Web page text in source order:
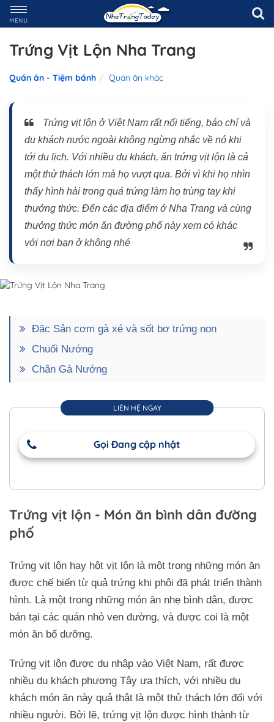
MENU
Trứng Vịt Lộn Nha Trang
Quán ăn - Tiệm bánh Quán ăn khác
Trứng vịt lộn ở Việt Nam rất nổi tiếng, báo chí và
du khách nước ngoài không ngừng nhắc về nó khi
tới du lịch. Với nhiều du khách, ăn trứng vịt lộn là cả
một thử thách lớn mà họ vượt qua. Bởi vì khi họ nhìn
thấy hình hài trong quả trứng làm họ trùng tay khi
thưởng thức. Đến các địa điểm ở Nha Trang và cùng
thưởng thức món ăn đường phố này xem có khác
với nơi bạn ở không nhé
Đặc Sản cơm gà xé và sốt bơ trứng non
Chuối Nướng
Chân Gà Nướng
LIÊN HỆ NGAY
Gọi Đang cập nhật
Trứng vịt lộn - Món ăn bình dân đường
phố
Trứng vịt lộn hay hột vịt lộn là một trong những món ăn
được chế biến từ quả trứng khi phôi đã phát triển thành
hình. Là một trong những món ăn nhẹ bình dân, được
bán tại các quán nhỏ ven đường, và được coi là một
món ăn bổ dưỡng.
Trứng vịt lộn được du nhập vào Việt Nam, rất được
nhiều du khách phương Tây ưa thích, với nhiều du
khách món ăn này quả thật là một thử thách lớn đối với
nhiều người. Bởi lẽ, trứng vịt lộn được hình thành từ